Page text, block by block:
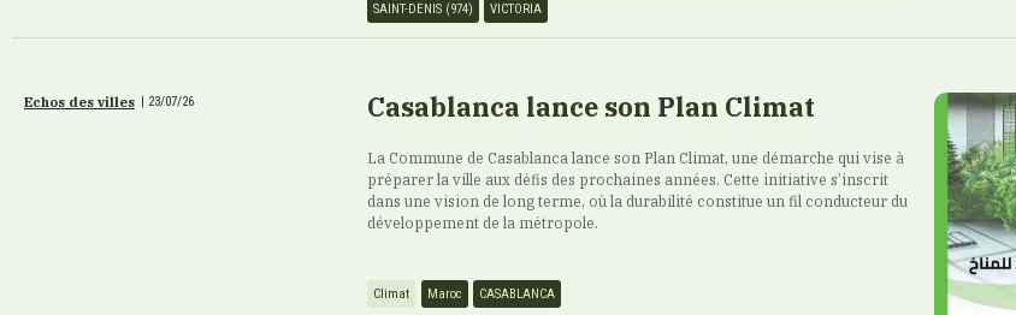
SAINT-DENIS (974) VICTORIA
Echos des villes 23/07/26 Casablanca lance son Plan Climat
La Commune de Casablanca lance son Plan Climat, une démarche qui vise à
préparer la ville aux défis des prochaines années. Cette initiative s’inscrit
dans une vision de long terme, où la durabilité constitue un fil conducteur du
développement de la métropole.
Climat Maroc CASABLANCA